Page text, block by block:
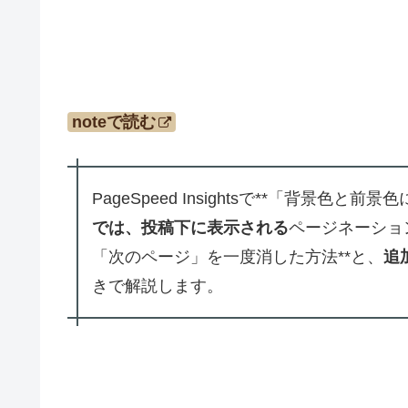
noteで読む
PageSpeed Insightsで**「背景色と前景
では、投稿下に表示されるページネーシ
「次のページ」を一度消した方法**と、 追
きで解説します。